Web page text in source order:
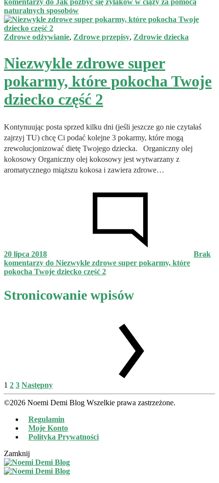
naturalnych sposobów
Zdrowe odżywianie, Zdrowe przepisy, Zdrowie dziecka
Niezwykle zdrowe super
pokarmy, które pokocha Twoje
dziecko część 2
Kontynuując posta sprzed kilku dni (jeśli jeszcze go nie czytałaś
zajrzyj TU) chcę Ci podać kolejne 3 pokarmy, które mogą
zrewolucjonizować dietę Twojego dziecka. Organiczny olej
kokosowy Organiczny olej kokosowy jest wytwarzany z
aromatycznego miąższu kokosa i zawiera zdrowe…
20 lipca 2018
Brak
komentarzy do Niezwykle zdrowe super pokarmy, które
pokocha Twoje dziecko część 2
Stronicowanie wpisów
1 2 3 Następny
©2026 Noemi Demi Blog Wszelkie prawa zastrzeżone.
Regulamin
Moje Konto
Polityka Prywatności
Zamknij